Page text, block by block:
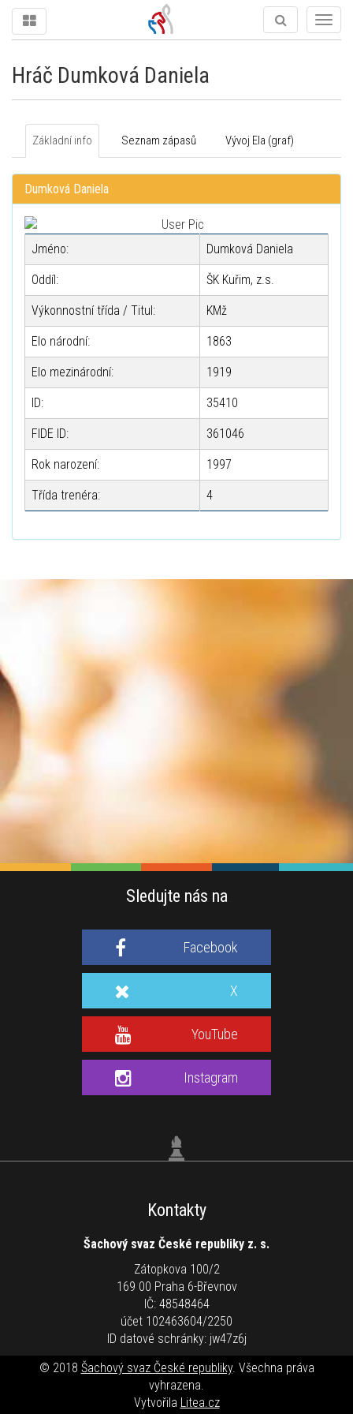
Hráč Dumková Daniela
Základní info Seznam zápasů Vývoj Ela (graf)
Dumková Daniela
Jméno: Dumková Daniela
Oddíl: ŠK Kuřim, z.s.
Výkonnostní třída / Titul: KMž
Elo národní: 1863
Elo mezinárodní: 1919
ID: 35410
FIDE ID: 361046
Rok narození: 1997
Třída trenéra: 4
Sledujte nás na
Facebook
X
YouTube
Instagram
Kontakty
Šachový svaz České republiky z. s.
Zátopkova 100/2
169 00 Praha 6-Břevnov
IČ: 48548464
účet 102463604/2250
ID datové schránky: jw47z6j
© 2018 Šachový svaz České republiky. Všechna práva
vyhrazena.
Vytvořila Litea.cz